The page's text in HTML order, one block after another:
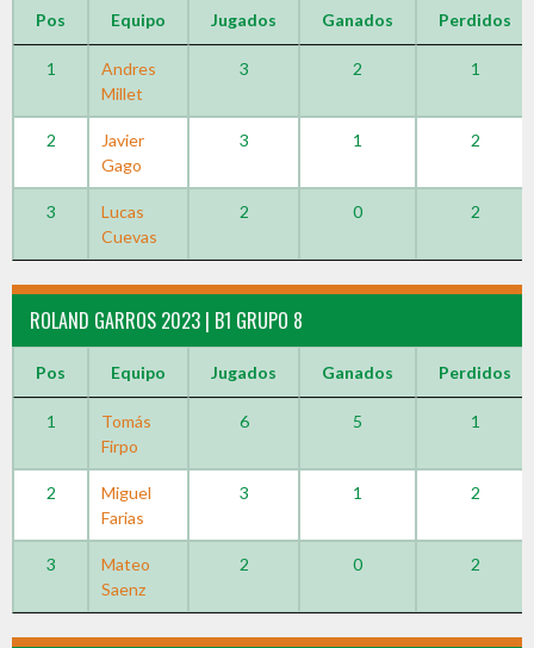
Pos Equipo Jugados Ganados Perdidos
1
Andres
Millet
3 2 1
2
Javier
Gago
3 1 2
3
Lucas
Cuevas
2 0 2
ROLAND GARROS 2023 | B1 GRUPO 8
Pos Equipo Jugados Ganados Perdidos
1
Tomás
Firpo
6 5 1
2
Miguel
Farias
3 1 2
3
Mateo
Saenz
2 0 2